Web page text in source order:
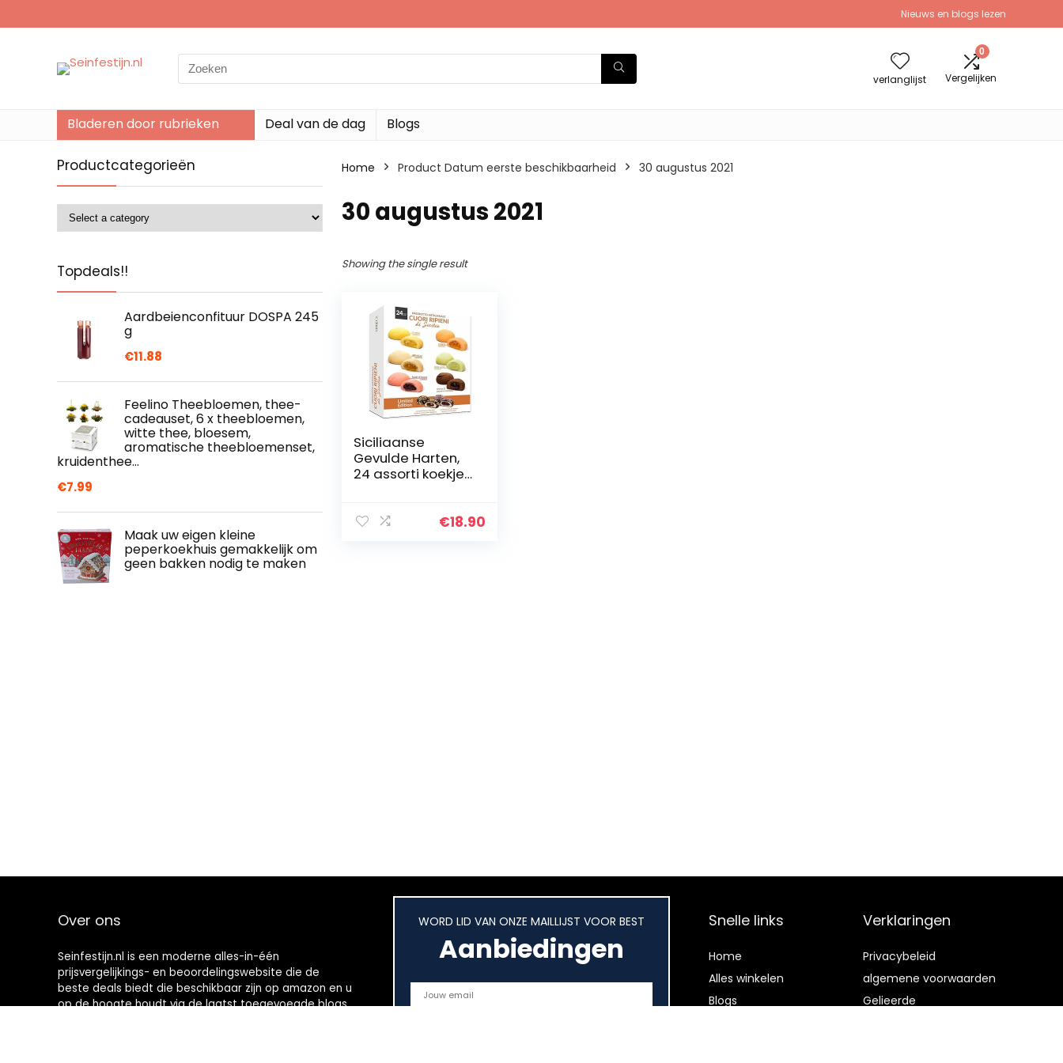
Nieuws en blogs lezen
Search
for:
verlanglijst
0
Vergelijken
Bladeren door rubrieken Deal van de dag Blogs
Productcategorieën
Topdeals!!
Aardbeienconfituur DOSPA 245
g
€11.88
Feelino Theebloemen, thee-
cadeauset, 6 x theebloemen,
witte thee, bloesem,
aromatische theebloemenset,
kruidenthee…
€7.99
Maak uw eigen kleine
peperkoekhuis gemakkelijk om
geen bakken nodig te maken
Home Product Datum eerste beschikbaarheid 30 augustus 2021
30 augustus 2021
Showing the single result
Siciliaanse
Gevulde Harten,
24 assorti koekjes
met jam en 6€18.90
Over ons
Seinfestijn.nl is een moderne alles-in-één
prijsvergelijkings- en beoordelingswebsite die de
beste deals biedt die beschikbaar zijn op amazon en u
op de hoogte houdt via de laatst toegevoegde blogs.
WORD LID VAN ONZE MAILLIJST VOOR BEST
Aanbiedingen
Snelle links
Home
Alles winkelen
Blogs
Verklaringen
Privacybeleid
algemene voorwaarden
Gelieerde